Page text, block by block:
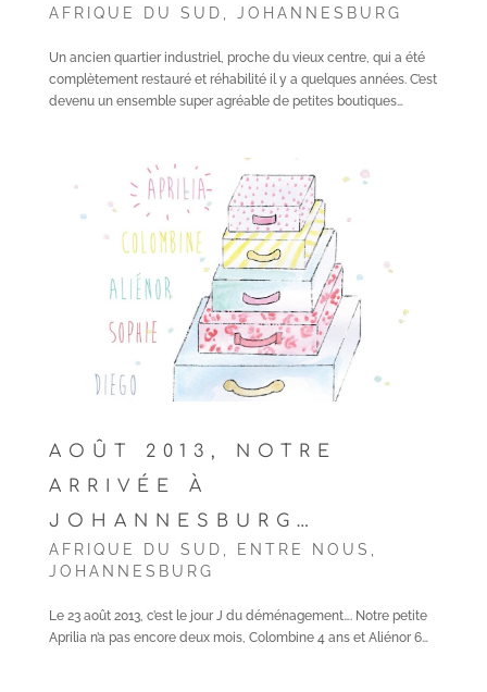
AFRIQUE DU SUD JOHANNESBURG
Un ancien quartier industriel, proche du vieux centre, qui a été
complètement restauré et réhabilité il y a quelques années. C’est
devenu un ensemble super agréable de petites boutiques…
AOÛT 2013, NOTRE
ARRIVÉE À
JOHANNESBURG…
AFRIQUE DU SUD ENTRE NOUS
JOHANNESBURG
Le 23 août 2013, c’est le jour J du déménagement…. Notre petite
Aprilia n’a pas encore deux mois, Colombine 4 ans et Aliénor 6…